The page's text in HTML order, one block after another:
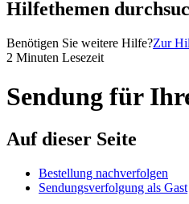
Hilfethemen
Benötigen Sie weitere Hilfe?Zur
2 Minuten Lesezeit
Sendung für
Auf dieser Seite
Bestellung nachverfolgen
Sendungsverfolgung als Gast